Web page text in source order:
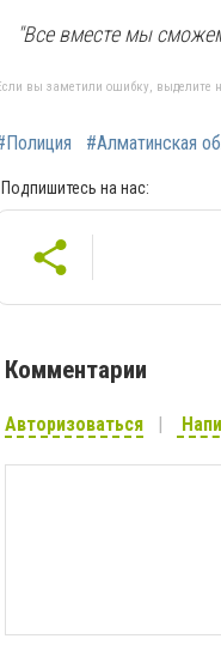
"Все вместе мы
вы заметили ошибку, выделите
#Алматинская
Подпишитесь на нас:
Комментарии
Авторизоваться